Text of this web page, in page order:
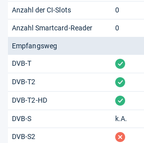
Anzahl der CI-Slots 0
Anzahl Smartcard-Reader 0
Empfangsweg
DVB-T vorhanden
DVB-T2 vorhanden
DVB-T2-HD vorhanden
DVB-S k.A.
DVB-S2 fehlt